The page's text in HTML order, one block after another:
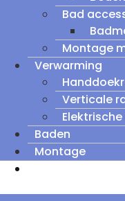
Bad
Montage
Verwarming
Verticale
Baden
Montage